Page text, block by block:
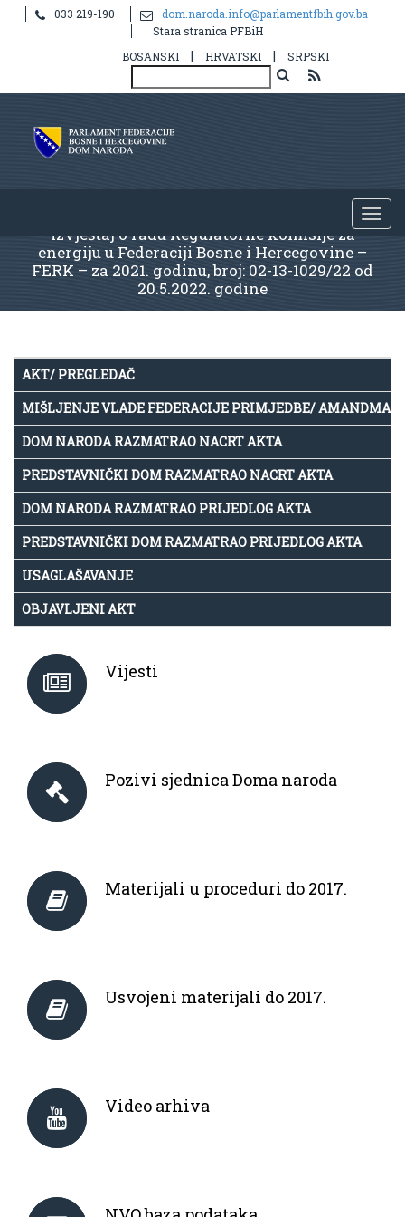
033 219-190
dom.naroda.info@parlamentfbih.gov.ba
Stara stranica PFBiH
BOSANSKI
| HRVATSKI | SRPSKI
Izvještaj o radu Regulatorne komisije za
energiju u Federaciji Bosne i Hercegovine –
FERK – za 2021. godinu, broj: 02-13-1029/22 od
20.5.2022. godine
AKT/ PREGLEDAČ
MIŠLJENJE VLADE FEDERACIJE PRIMJEDBE/
DOM NARODA RAZMATRAO NACRT AKTA
PREDSTAVNIČKI DOM RAZMATRAO NACRT AKTA
DOM NARODA RAZMATRAO PRIJEDLOG AKTA
PREDSTAVNIČKI DOM RAZMATRAO PRIJEDLOG AKTA
USAGLAŠAVANJE
OBJAVLJENI AKT
Vijesti
Pozivi sjednica Doma naroda
Materijali u proceduri do 2017.
Usvojeni materijali do 2017.
Video arhiva